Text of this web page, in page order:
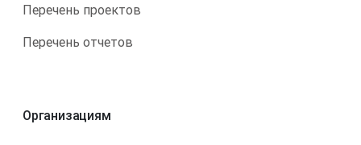
Перечень проектов
Перечень отчетов
Организациям